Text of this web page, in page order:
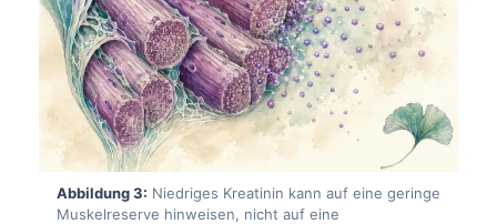
Abbildung 3: Niedriges Kreatinin kann auf eine geringe
Muskelreserve hinweisen, nicht auf eine